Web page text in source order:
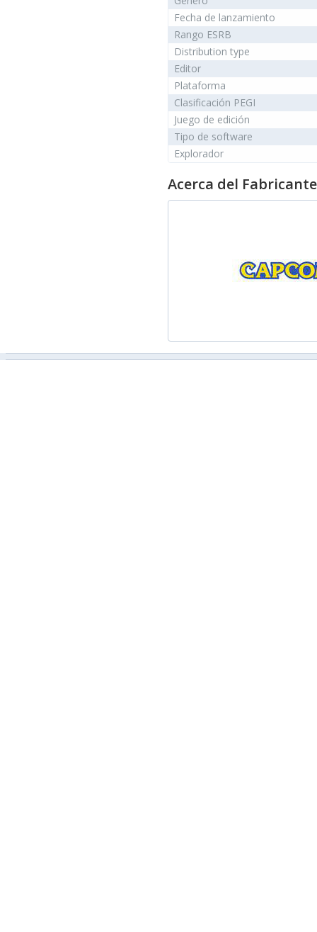
Fecha de lanzamiento
Rango ESRB
Distribution type
Editor
Plataforma
Clasificación PEGI
Juego de edición
Tipo de software
Explorador
Acerca del Fabricante